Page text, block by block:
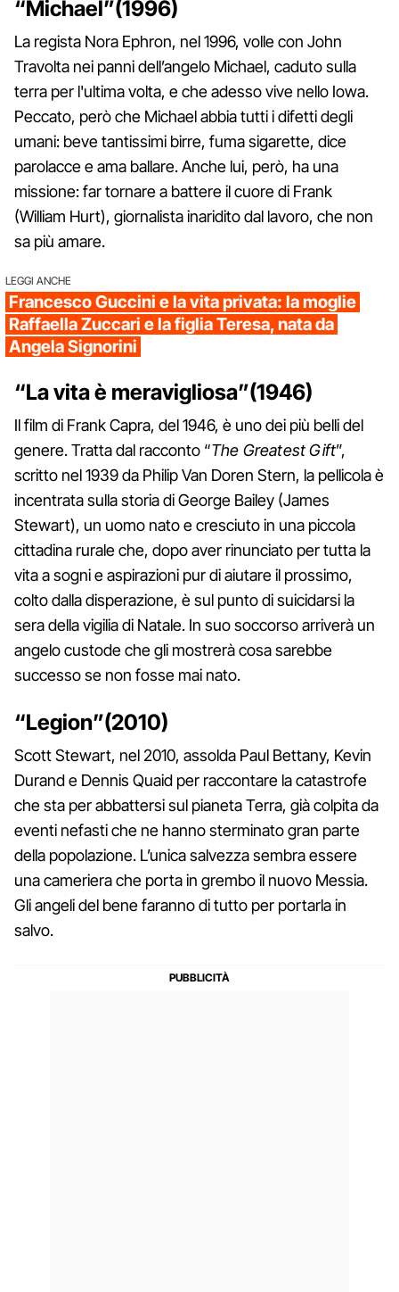
“Michael”(1996)
La regista Nora Ephron, nel 1996, volle con John
Travolta nei panni dell’angelo Michael, caduto sulla
terra per l'ultima volta, e che adesso vive nello Iowa.
Peccato, però che Michael abbia tutti i difetti degli
umani: beve tantissimi birre, fuma sigarette, dice
parolacce e ama ballare. Anche lui, però, ha una
missione: far tornare a battere il cuore di Frank
(William Hurt), giornalista inaridito dal lavoro, che non
sa più amare.
LEGGI ANCHE
Francesco Guccini e la vita privata: la moglie
Raffaella Zuccari e la figlia Teresa, nata da
Angela Signorini
“La vita è meravigliosa”(1946)
Il film di Frank Capra, del 1946, è uno dei più belli del
genere. Tratta dal racconto “The Greatest Gift”,
scritto nel 1939 da Philip Van Doren Stern, la pellicola è
incentrata sulla storia di George Bailey (James
Stewart), un uomo nato e cresciuto in una piccola
cittadina rurale che, dopo aver rinunciato per tutta la
vita a sogni e aspirazioni pur di aiutare il prossimo,
colto dalla disperazione, è sul punto di suicidarsi la
sera della vigilia di Natale. In suo soccorso arriverà un
angelo custode che gli mostrerà cosa sarebbe
successo se non fosse mai nato.
“Legion”(2010)
Scott Stewart, nel 2010, assolda Paul Bettany, Kevin
Durand e Dennis Quaid per raccontare la catastrofe
che sta per abbattersi sul pianeta Terra, già colpita da
eventi nefasti che ne hanno sterminato gran parte
della popolazione. L’unica salvezza sembra essere
una cameriera che porta in grembo il nuovo Messia.
Gli angeli del bene faranno di tutto per portarla in
salvo.